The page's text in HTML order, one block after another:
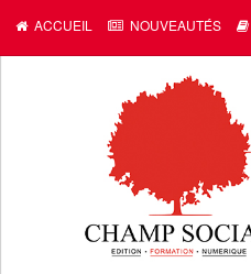
ACCUEIL NOUVEAUTÉS